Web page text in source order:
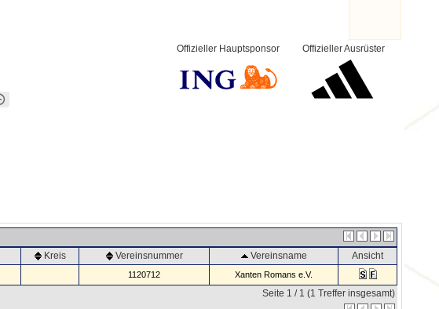
Offizieller Ausrüster
Offizieller Hauptsponsor
Kreis Vereinsnummer Vereinsname Ansicht
1120712 Xanten Romans e.V.
Seite 1 / 1 (1 Treffer insgesamt)